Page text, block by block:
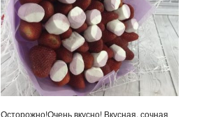
Осторожно!Очень вкусно! Вкусная, сочная